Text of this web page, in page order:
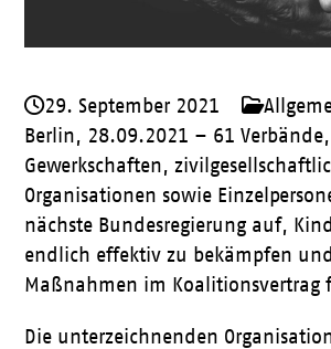
29. September 2021
Berlin, 28.09.2021 – 61 Verbände,
Gewerkschaften,
Organisationen sowie
nächste Bundesregierung auf,
endlich effektiv zu bekämpfen
Maßnahmen im Koalitionsvertrag
Die unterzeichnenden